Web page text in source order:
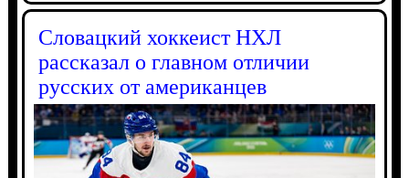
Словацкий хоккеист НХЛ
рассказал о главном отличии
русских от американцев